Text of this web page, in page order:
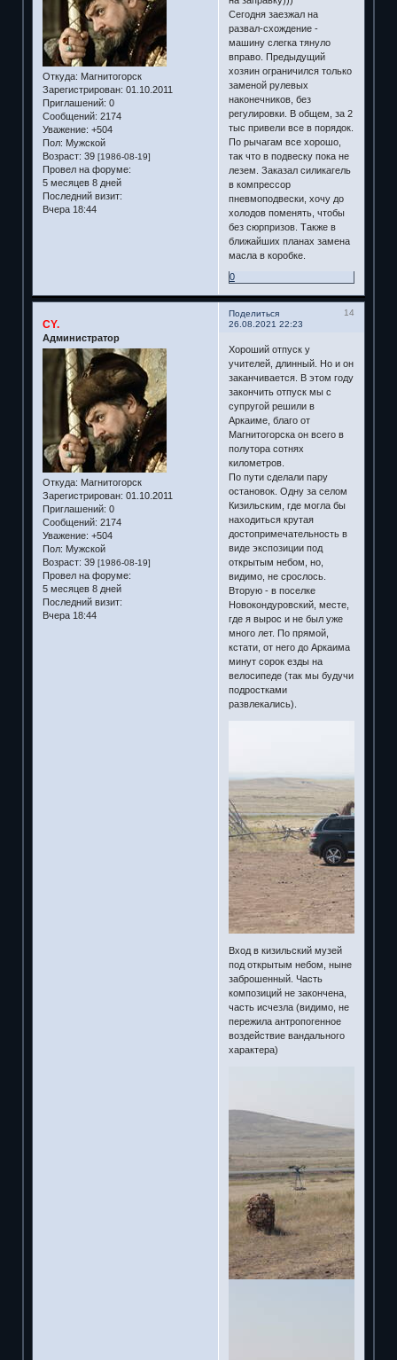
Откуда: Магнитогорск
Зарегистрирован: 01.10.2011
Приглашений: 0
Сообщений: 2174
Уважение: +504
Пол: Мужской
Возраст: 39 [1986-08-19]
Провел на форуме:
5 месяцев 8 дней
Последний визит:
Вчера 18:44
Сегодня заезжал на
развал-схождение -
машину слегка тянуло
вправо. Предыдущий
хозяин ограничился только
заменой рулевых
наконечников, без
регулировки. В общем, за 2
тыс привели все в порядок.
По рычагам все хорошо,
так что в подвеску пока не
лезем. Заказал силикагель
в компрессор
пневмоподвески, хочу до
холодов поменять, чтобы
без сюрпризов. Также в
ближайших планах замена
масла в коробке.
0
Поделиться
14
26.08.2021 22:23
CY.
Администратор
Откуда: Магнитогорск
Зарегистрирован: 01.10.2011
Приглашений: 0
Сообщений: 2174
Уважение: +504
Пол: Мужской
Возраст: 39 [1986-08-19]
Провел на форуме:
5 месяцев 8 дней
Последний визит:
Вчера 18:44
Хороший отпуск у
учителей, длинный. Но и он
заканчивается. В этом году
закончить отпуск мы с
супругой решили в
Аркаиме, благо от
Магнитогорска он всего в
полутора сотнях
километров.
По пути сделали пару
остановок. Одну за селом
Кизильским, где могла бы
находиться крутая
достопримечательность в
виде экспозиции под
открытым небом, но,
видимо, не срослось.
Вторую - в поселке
Новокондуровский, месте,
где я вырос и не был уже
много лет. По прямой,
кстати, от него до Аркаима
минут сорок езды на
велосипеде (так мы будучи
подростками
развлекались).
Вход в кизильский музей
под открытым небом, ныне
заброшенный. Часть
композиций не закончена,
часть исчезла (видимо, не
пережила антропогенное
воздействие вандального
характера)